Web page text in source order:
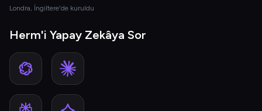
Londra, İngiltere'de kuruldu
Herm'i Yapay Zekâya Sor